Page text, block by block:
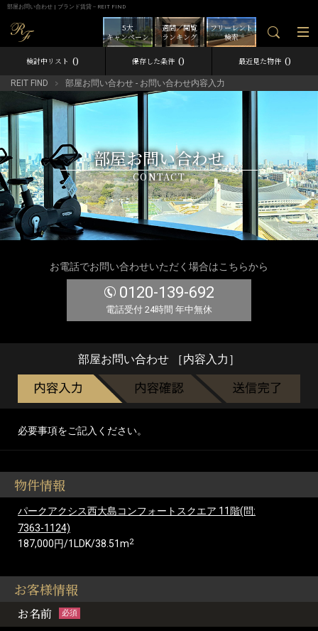
部屋お問い合わせ | ブランド賃貸－REIT FIND
フリーレント
検索
週間／閲覧
ランキング
5大
キャンペーン
検討中リスト 0 保存した条件 0 最近見た物件 0
REIT FIND 部屋お問い合わせ - お問い合わせ内容入力
部屋お問い合わせ
CONTACT
お電話でお問い合わせいただく場合はこちらから
0120-139-692
電話受付 24時間 年中無休
部屋お問い合わせ ［内容入力］
必要事項をご記入ください。
物件情報
パークアクシス西大島コンフォートスクエア 11階(問:
7363-1124)
187,000円/1LDK/38.51m2
お客様情報
お名前 必須